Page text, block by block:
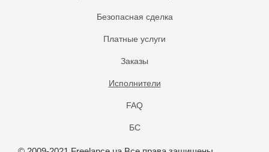
Безопасная сделка
Платные услуги
Заказы
Исполнители
FAQ
БС